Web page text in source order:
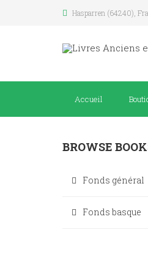
Hasparren (64240),
Accueil
BROWSE
Fonds général
Fonds basque